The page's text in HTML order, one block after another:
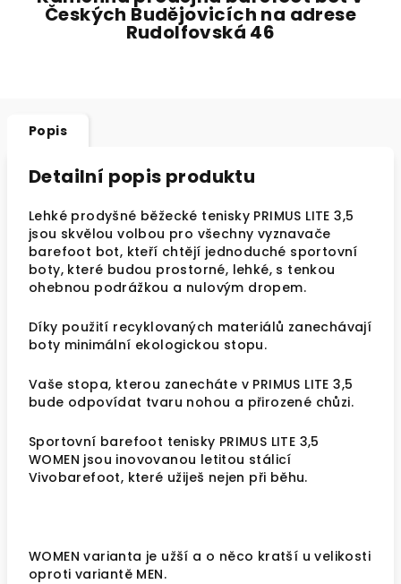
Českých Budějovicích na adrese
Rudolfovská 46
Popis
Detailní popis produktu
Lehké prodyšné běžecké tenisky PRIMUS LITE 3,5
jsou skvělou volbou pro všechny vyznavače
barefoot bot, kteří chtějí jednoduché sportovní
boty, které budou prostorné, lehké, s tenkou
ohebnou podrážkou a nulovým dropem.
Díky použití recyklovaných materiálů zanechávají
boty minimální ekologickou stopu.
Vaše stopa, kterou zanecháte v PRIMUS LITE 3,5
bude odpovídat tvaru nohou a přirozené chůzi.
Sportovní barefoot tenisky PRIMUS LITE 3,5
WOMEN jsou inovovanou letitou stálicí
Vivobarefoot, které užiješ nejen při běhu.
WOMEN varianta je užší a o něco kratší u velikosti
oproti variantě MEN.